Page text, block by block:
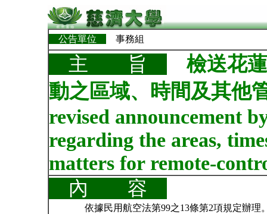
公告單位 事務組
主 旨
檢送花
動之區域、時間及其他
revised announcement
regarding the areas,
matters for remote-
內 容
依據民用航空法第99之13條第2項規定辦理